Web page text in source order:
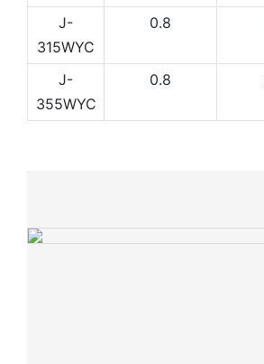
J-
315WYC
0.8
J-
355WYC
0.8